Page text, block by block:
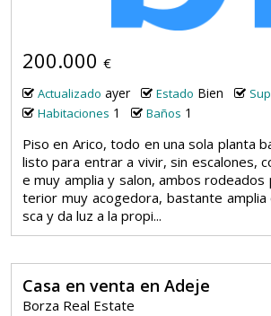
200.000 €
Actualizado ayer Estado Bien
Habitaciones 1 Baños 1
Piso en Arico, todo en una sola planta
listo para entrar a vivir, sin escalones,
e muy amplia y salon, ambos rodeados
terior muy acogedora, bastante
sca y da luz a la propi...
Casa en venta en Adeje
Borza Real Estate